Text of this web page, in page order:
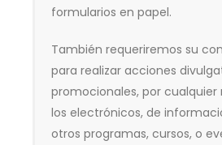
formularios en papel.
También requeriremos su
para realizar acciones
promocionales, por cualquier
los electrónicos, de
otros programas, cursos, o